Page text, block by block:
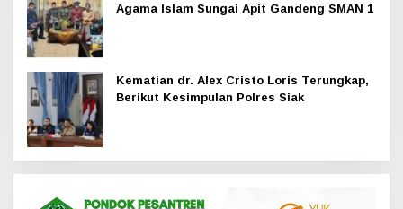
Agama Islam Sungai Apit Gandeng SMAN 1
Kematian dr. Alex Cristo Loris Terungkap,
Berikut Kesimpulan Polres Siak